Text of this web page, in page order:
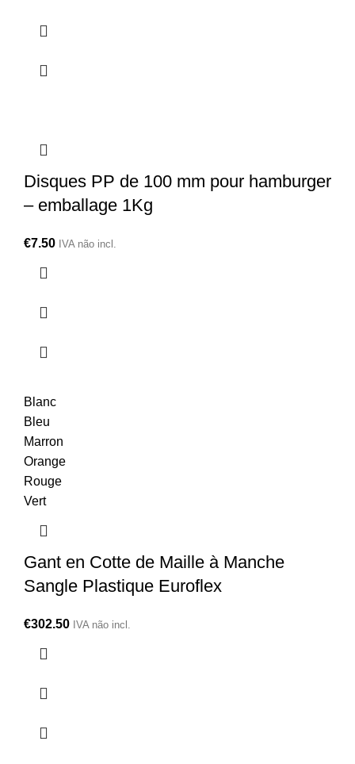
Disques PP de 100 mm pour hamburger
– emballage 1Kg
€7.50 IVA não incl.
Blanc
Bleu
Marron
Orange
Rouge
Vert
Gant en Cotte de Maille à Manche
Sangle Plastique Euroflex
€302.50 IVA não incl.